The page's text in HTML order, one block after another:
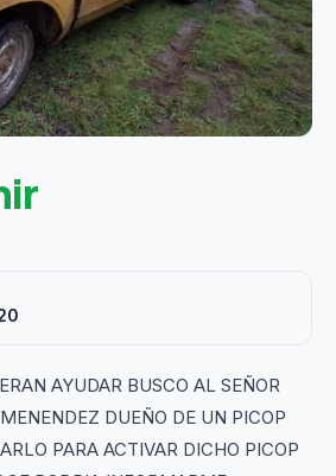
AYUDAR BUSCO AL SEÑOR
DUEÑO DE UN PICOP
PARA ACTIVAR DICHO PICOP